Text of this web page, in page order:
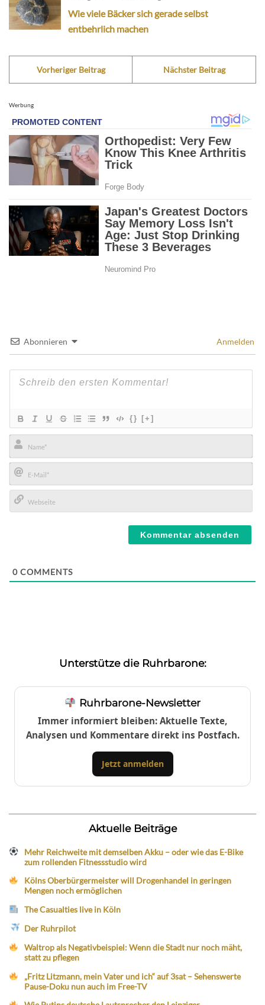
Wie viele Bäcker sich gerade selbst
entbehrlich machen
Vorheriger Beitrag Nächster Beitrag
Werbung
Abonnieren Anmelden
{} [+]
Name*
E-
Mail*
0 COMMENTS
Unterstütze die Ruhrbarone:
Ruhrbarone-Newsletter
Immer informiert bleiben: Aktuelle Texte,
Analysen und Kommentare direkt ins Postfach.
Jetzt anmelden
Aktuelle Beiträge
Mehr Reichweite mit demselben Akku – oder wie das E-Bike
zum rollenden Fitnessstudio wird
Kölns Oberbürgermeister will Drogenhandel in geringen
Mengen noch ermöglichen
The Casualties live in Köln
Der Ruhrpilot
Waltrop als Negativbeispiel: Wenn die Stadt nur noch mäht,
statt zu pflegen
„Fritz Litzmann, mein Vater und ich“ auf 3sat – Sehenswerte
Pause-Doku nun auch im Free-TV